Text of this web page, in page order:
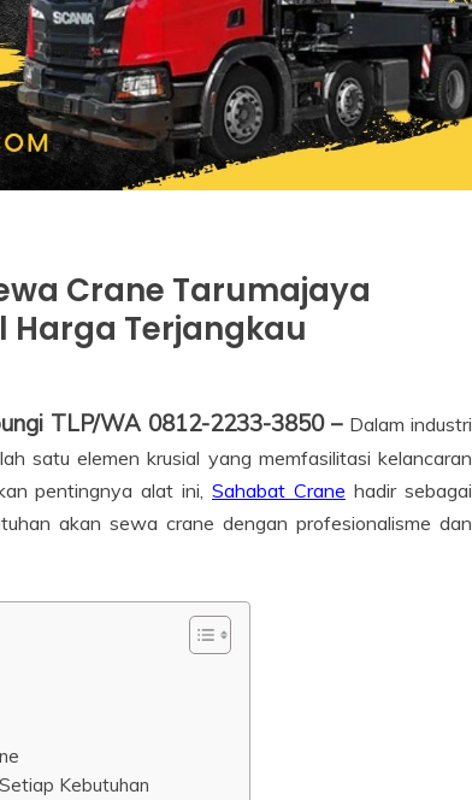
Crane Tarumajaya
Harga Terjangkau
TLP/WA 0812-2233-3850 – Dalam industri
satu elemen krusial yang memfasilitasi kelancaran
pentingnya alat ini,Sahabat Crane hadir sebagai
akan sewa crane dengan profesionalisme dan
Kebutuhan